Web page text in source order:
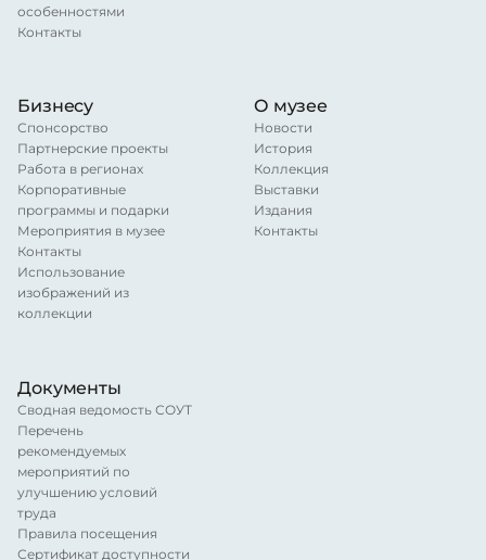
особенностями
Контакты
Бизнесу
Спонсорство
Партнерские проекты
Работа в регионах
Корпоративные
программы и подарки
Мероприятия в музее
Контакты
Использование
изображений из
коллекции
О музее
Новости
История
Коллекция
Выставки
Издания
Контакты
Документы
Сводная ведомость СОУТ
Перечень
рекомендуемых
мероприятий по
улучшению условий
труда
Правила посещения
Сертификат доступности